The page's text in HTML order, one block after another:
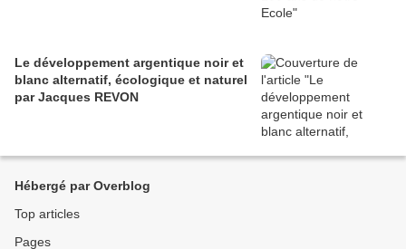
Le développement argentique noir et
blanc alternatif, écologique et naturel
par Jacques REVON
Hébergé par Overblog
Top articles
Pages